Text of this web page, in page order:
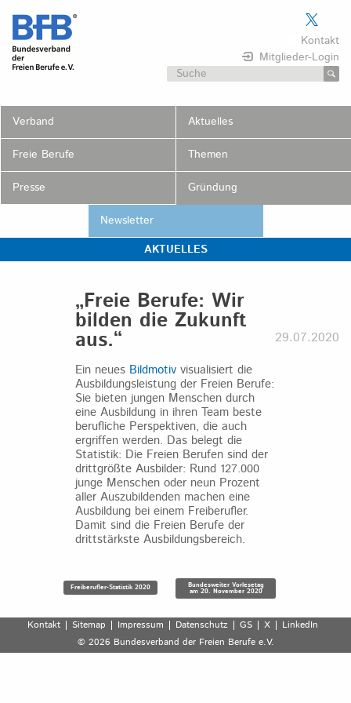
Skip
content
Kontakt
Mitglieder-Login
Suchen
Verband Aktuelles
Freie Berufe Themen
Presse Gründung
Newsletter
AKTUELLES
„Freie Berufe: Wir
bilden die Zukunft
aus.“ 29.07.2020
Ein neues Bildmotivvisualisiert die
Ausbildungsleistung der Freien Berufe:
Sie bieten jungen Menschen durch
eine Ausbildung in ihren Team beste
berufliche Perspektiven, die auch
ergriffen werden. Das belegt die
Statistik: Die Freien Berufen sind der
drittgrößte Ausbilder: Rund 127.000
junge Menschen oder neun Prozent
aller Auszubildenden machen eine
Ausbildung bei einem Freiberufler.
Damit sind die Freien Berufe der
drittstärkste Ausbildungsbereich.
Beitragsnavigation
Freiberufler-Statistik 2020 Bundesweiter Vorlesetag
am 20. November 2020
Kontakt Sitemap Impressum Datenschutz GS X
LinkedIn
© 2026 Bundesverband der Freien Berufe e.V.